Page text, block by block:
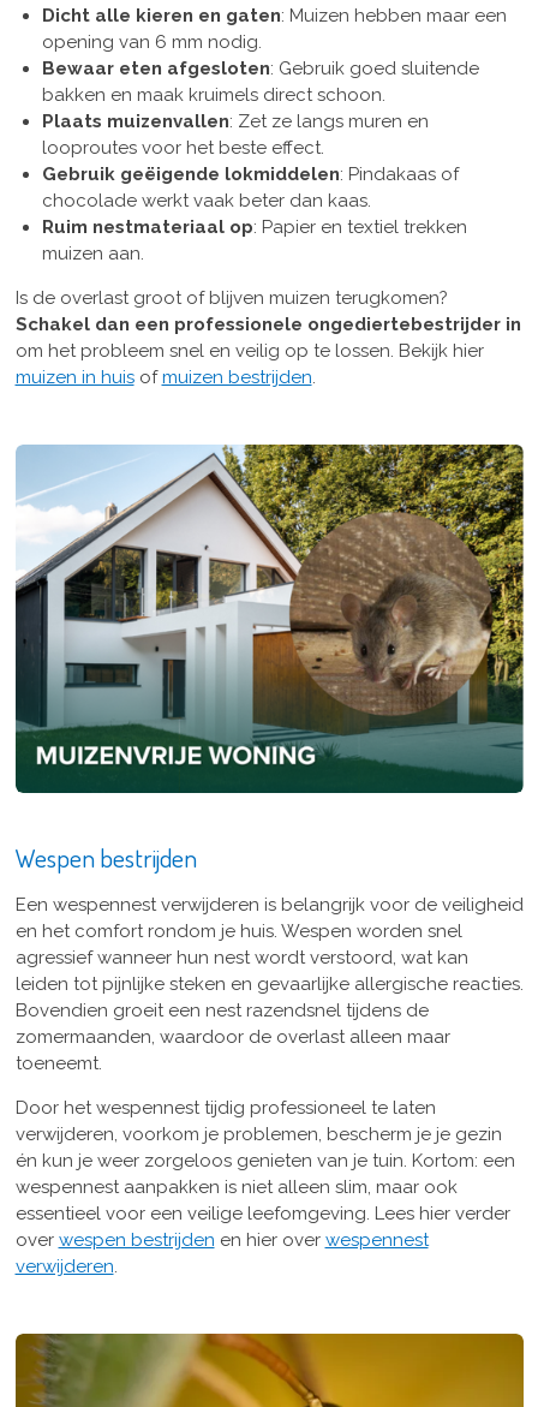
Dicht alle kieren en gaten: Muizen hebben maar een
opening van 6 mm nodig.
Bewaar eten afgesloten: Gebruik goed sluitende
bakken en maak kruimels direct schoon.
Plaats muizenvallen: Zet ze langs muren en
looproutes voor het beste effect.
Gebruik geëigende lokmiddelen: Pindakaas of
chocolade werkt vaak beter dan kaas.
Ruim nestmateriaal op: Papier en textiel trekken
muizen aan.
Is de overlast groot of blijven muizen terugkomen?
Schakel dan een professionele ongediertebestrijder in
om het probleem snel en veilig op te lossen. Bekijk hier
muizen in huisofmuizen bestrijden
Wespen bestrijden
Een wespennest verwijderen is belangrijk voor de veiligheid
en het comfort rondom je huis. Wespen worden snel
agressief wanneer hun nest wordt verstoord, wat kan
leiden tot pijnlijke steken en gevaarlijke allergische reacties.
Bovendien groeit een nest razendsnel tijdens de
zomermaanden, waardoor de overlast alleen maar
toeneemt.
Door het wespennest tijdig professioneel te laten
verwijderen, voorkom je problemen, bescherm je je gezin
én kun je weer zorgeloos genieten van je tuin. Kortom: een
wespennest aanpakken is niet alleen slim, maar ook
essentieel voor een veilige leefomgeving. Lees hier verder
over wespen bestrijden en hier over wespennest
verwijderen.